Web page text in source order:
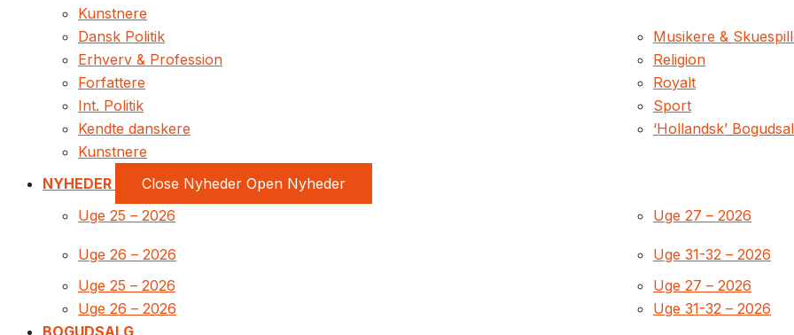
Kunstnere
Dansk Politik
Erhverv & Profession
Forfattere
Int. Politik
Kendte danskere
Kunstnere
Musikere &
Religion
Royalt
Sport
‘Hollandsk’
NYHEDER Close Nyheder Open Nyheder
Uge 25 – 2026
Uge 26 – 2026
Uge 27 – 2026
Uge 31-32 – 2026
Uge 25 – 2026
Uge 26 – 2026
Uge 27 – 2026
Uge 31-32 – 2026
BOGUDSALG